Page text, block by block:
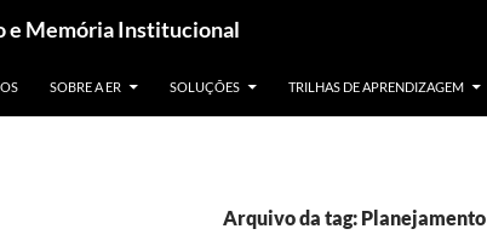
e Memória Institucional
SOBRE A ER SOLUÇÕES TRILHAS DE APRENDIZAGEM
Arquivo da tag: Planejamento